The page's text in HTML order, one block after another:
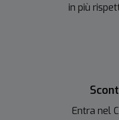
in più
Entra nel